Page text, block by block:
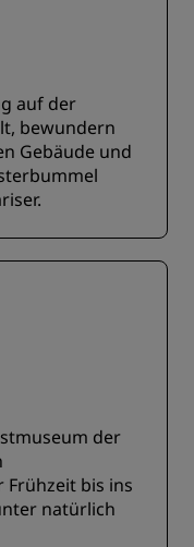
auf der
bewundern
Gebäude und
der
Frühzeit bis ins
natürlich